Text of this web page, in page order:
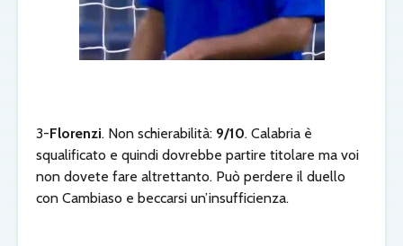
3-Florenzi. Non schierabilità: 9/10. Calabria è
squalificato e quindi dovrebbe partire titolare ma voi
non dovete fare altrettanto. Può perdere il duello
con Cambiaso e beccarsi un’insufficienza.